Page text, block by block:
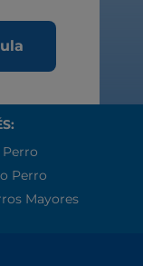
Perro
Mayores